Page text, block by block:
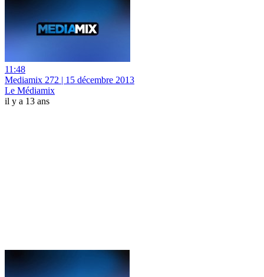
11:48
Mediamix 272 | 15 décembre 2013
Le Médiamix
il y a 13 ans